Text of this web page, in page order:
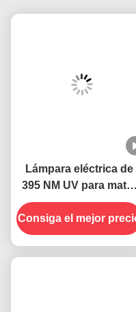
Lámpara eléctrica de
395 NM UV para matar
mosquitos
Consiga el mejor precio